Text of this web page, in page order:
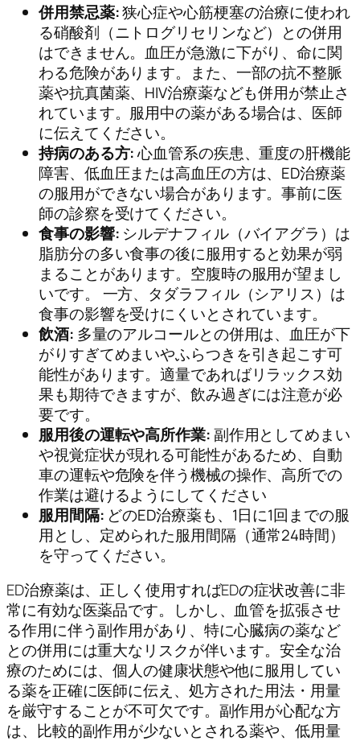
併用禁忌薬:狭心症や心筋梗塞の治療に使われ
る硝酸剤（ニトログリセリンなど）との併用
はできません。血圧が急激に下がり、命に関
わる危険があります。また、一部の抗不整脈
薬や抗真菌薬、HIV治療薬なども併用が禁止さ
れています。服用中の薬がある場合は、医師
に伝えてください。
持病のある方:心血管系の疾患、重度の肝機能
障害、低血圧または高血圧の方は、ED治療薬
の服用ができない場合があります。事前に医
師の診察を受けてください。
食事の影響: シルデナフィル（バイアグラ）は
脂肪分の多い食事の後に服用すると効果が弱
まることがあります。空腹時の服用が望まし
いです。 一方、タダラフィル（シアリス）は
食事の影響を受けにくいとされています。
飲酒: 多量のアルコールとの併用は、血圧が下
がりすぎてめまいやふらつきを引き起こす可
能性があります。適量であればリラックス効
果も期待できますが、飲み過ぎには注意が必
要です。
服用後の運転や高所作業:副作用としてめまい
や視覚症状が現れる可能性があるため、自動
車の運転や危険を伴う機械の操作、高所での
作業は避けるようにしてください
服用間隔: どのED治療薬も、1日に1回までの服
用とし、定められた服用間隔（通常24時間）
を守ってください。
ED治療薬は、正しく使用すればEDの症状改善に非
常に有効な医薬品です。しかし、血管を拡張させ
る作用に伴う副作用があり、特に心臓病の薬など
との併用には重大なリスクが伴います。安全な治
療のためには、個人の健康状態や他に服用してい
る薬を正確に医師に伝え、処方された用法・用量
を厳守することが不可欠です。副作用が心配な方
は、比較的副作用が少ないとされる薬や、低用量